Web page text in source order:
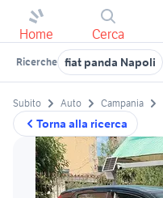
Home Cerca
Ricerche fiat panda Napoli
Torna alla ricerca
Subito Auto Campania